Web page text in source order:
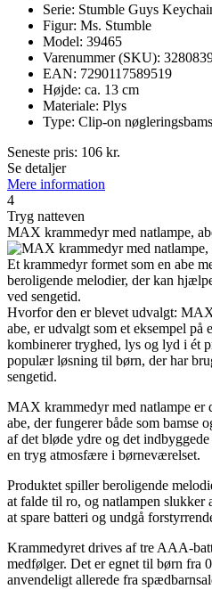
Serie: Stumble Guys
Figur: Ms. Stumble
Model: 39465
Varenummer (SKU):
EAN: 7290117589519
Højde: ca. 13 cm
Materiale: Plys
Type: Clip-on
Seneste pris: 106 kr.
Se detaljer
Mere information
4
Tryg natteven
MAX krammedyr med natlampe,
Et krammedyr formet som en abe
beroligende melodier, der kan
ved sengetid.
Hvorfor den er blevet udvalgt:
abe, er udvalgt som et eksempel
kombinerer tryghed, lys og lyd i ét
populær løsning til børn, der har
sengetid.
MAX krammedyr med natlampe er
abe, der fungerer både som bamse
af det bløde ydre og det
en tryg atmosfære i børneværelset.
Produktet spiller beroligende
at falde til ro, og natlampen slukker
at spare batteri og undgå
Krammedyret drives af tre AAA-
medfølger. Det er egnet til børn fra
anvendeligt allerede fra